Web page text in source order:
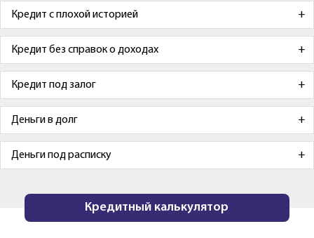
Кредит с плохой историей
Кредит без справок о доходах
Кредит под залог
Деньги в долг
Деньги под расписку
Кредитный калькулятор